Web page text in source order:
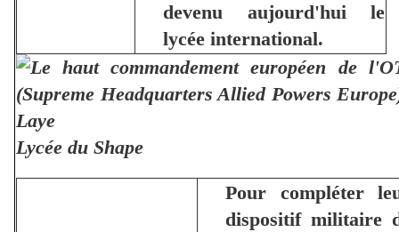
devenu aujourd'hui le
lycée international.
Lycée du Shape
Pour compléter
dispositif militaire